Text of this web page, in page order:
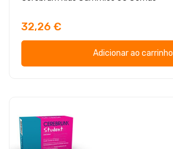
32,26 €
Adicionar ao carrinho